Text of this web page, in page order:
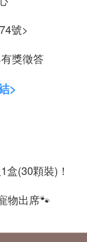
號>
獎徵答
>
(30顆裝)！
物出席🐾